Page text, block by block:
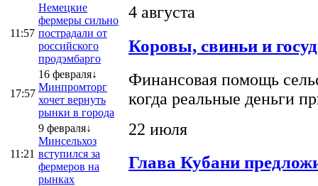
11:57
Немецкие
фермеры сильно
пострадали от
российского
продэмбарго
17:57
16 февраля↓
Минпромторг
хочет вернуть
рынки в города
11:21
9 февраля↓
Минсельхоз
вступился за
фермеров на
рынках
4 августа
Коровы, свиньи и
Финансовая помощь
когда реальные деньги
22 июля
Глава Кубани